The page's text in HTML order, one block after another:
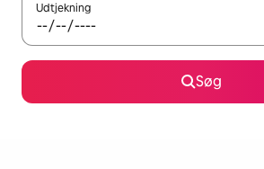
Udtjekning
Søg